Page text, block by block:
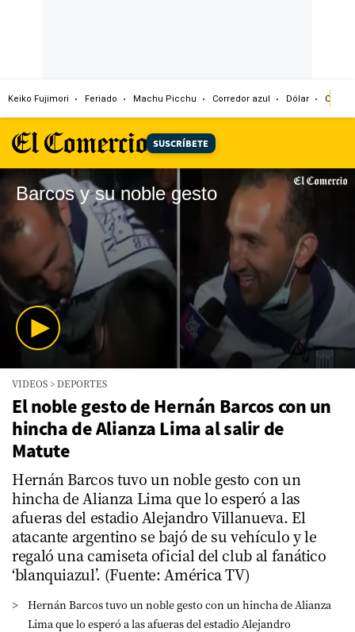
Keiko Fujimori Feriado Machu Picchu Corredor azul Dólar
SUSCRÍBETE
Barcos y su noble gesto
seconds
minute,
12
seconds
VIDEOS >DEPORTES
El noble gesto de Hernán Barcos con un
hincha de Alianza Lima al salir de
Matute
Hernán Barcos tuvo un noble gesto con un
hincha de Alianza Lima que lo esperó a las
afueras del estadio Alejandro Villanueva. El
atacante argentino se bajó de su vehículo y le
regaló una camiseta oficial del club al fanático
‘blanquiazul’. (Fuente: América TV)
Hernán Barcos tuvo un noble gesto con un hincha de Alianza
Lima que lo esperó a las afueras del estadio Alejandro